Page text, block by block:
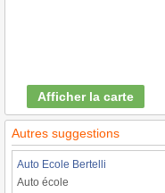
Afficher la carte
Autres suggestions
Auto Ecole Bertelli
Auto école